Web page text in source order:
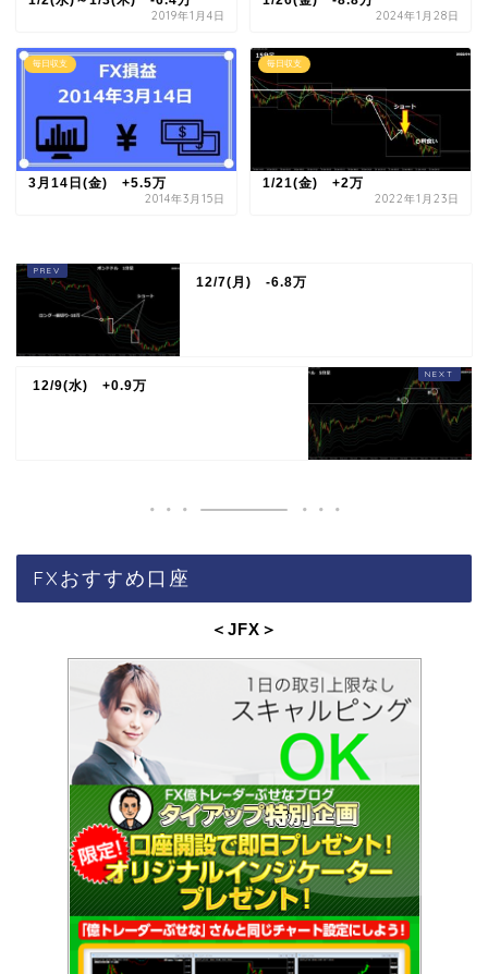
2019年1月4日 2024年1月28日
毎日収支
3月14日(金) +5.5万
2014年3月15日
毎日収支
1/21(金) +2万
2022年1月23日
12/7(月) -6.8万
12/9(水) +0.9万
FXおすすめ口座
＜JFX ＞